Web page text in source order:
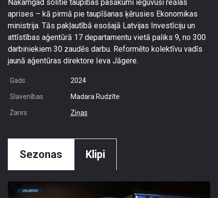
Nākamgad solītie taupības pasākumi ieguvuši reālas
aprises – kā pirmā pie taupīšanas ķērusies Ekonomikas
ministrija. Tās pakļautībā esošajā Latvijas Investīciju un
attīstības aģentūrā 17 departamentu vietā paliks 9, no 300
darbiniekiem 30 zaudēs darbu. Reformēto kolektīvu vadīs
jaunā aģentūras direktore Ieva Jāgere.
Gads 2024
Slavenības Madara Rudzīte
Žanrs Ziņas
Sezonas Klipi